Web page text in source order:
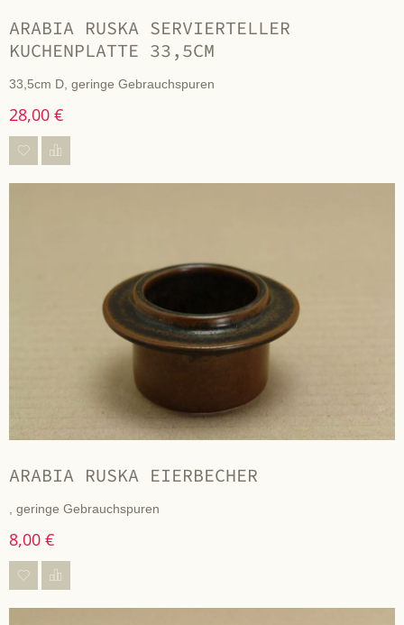
ARABIA RUSKA SERVIERTELLER
KUCHENPLATTE 33,5CM
33,5cm D, geringe Gebrauchspuren
28,00 €
ARABIA RUSKA EIERBECHER
, geringe Gebrauchspuren
8,00 €